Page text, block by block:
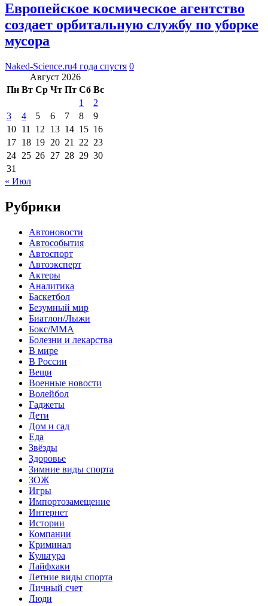
Европейское космическое агентство
создает орбитальную службу по уборке
мусора
Naked-Science.ru4 года спустя 0
Август 2026
Пн Вт Ср Чт Пт Сб Вс
1
2
3
4 5 6 7 8
9
10 11 12 13 14 15 16
17 18 19 20 21 22 23
24 25 26 27 28 29 30
31
« Июл
Рубрики
Автоновости
Автособытия
Автоспорт
Автоэксперт
Актеры
Аналитика
Баскетбол
Безумный мир
Биатлон/Лыжи
Бокс/MMA
Болезни и лекарства
В мире
В России
Вещи
Военные новости
Волейбол
Гаджеты
Дети
Дом и сад
Еда
Звёзды
Здоровье
Зимние виды спорта
ЗОЖ
Игры
Импортозамещение
Интернет
Истории
Компании
Криминал
Культура
Лайфхаки
Летние виды спорта
Личный счет
Люди